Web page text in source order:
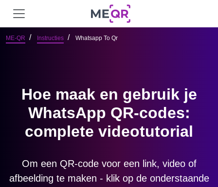
ME-QR Instructies Whatsapp To Qr
Hoe maak en gebruik je
WhatsApp QR-codes:
complete videotutorial
Om een ​​QR-code voor een link, video of
afbeelding te maken - klik op de onderstaande